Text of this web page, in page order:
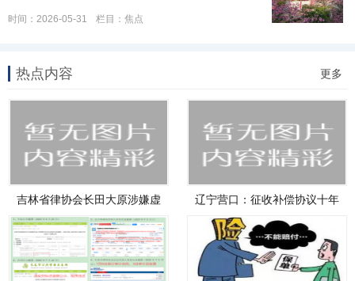
时间：2026-05-31 栏目： 焦点
热点内容 更多
吉林省律协会长田大原涉嫌虚
假诉
辽宁营口：征收补偿协议十年